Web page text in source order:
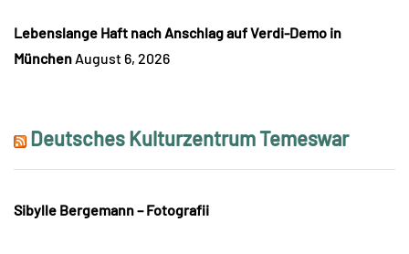
Lebenslange Haft nach Anschlag auf Verdi-Demo in
München August 6, 2026
Deutsches Kulturzentrum Temeswar
Sibylle Bergemann – Fotografii